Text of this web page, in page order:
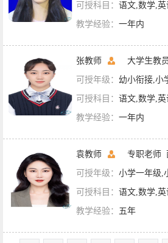
可授科目： 语文,数学,英语,物理,
教学经验： 一年内
张教师 大学生教
可授年级： 幼小衔接,小学一年级,小学二年级,小
可授科目： 语文,数学,英
教学经验： 一年内
袁教师 专职老师
可授年级： 小学一年级,小学二年级,小学三
可授科目： 语文,数学,英
教学经验： 五年